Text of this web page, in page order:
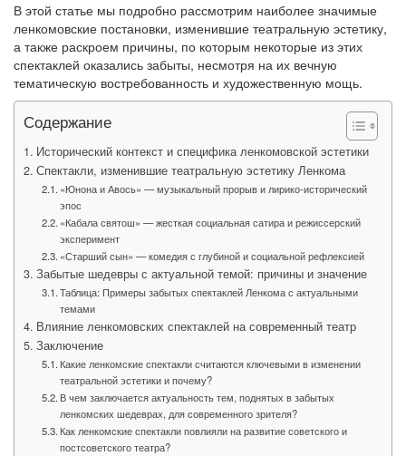
В этой статье мы подробно рассмотрим наиболее значимые
ленкомовские постановки, изменившие театральную эстетику,
а также раскроем причины, по которым некоторые из этих
спектаклей оказались забыты, несмотря на их вечную
тематическую востребованность и художественную мощь.
Содержание
Исторический контекст и специфика ленкомовской эстетики
Спектакли, изменившие театральную эстетику Ленкома
«Юнона и Авось» — музыкальный прорыв и лирико-исторический
эпос
«Кабала святош» — жесткая социальная сатира и режиссерский
эксперимент
«Старший сын» — комедия с глубиной и социальной рефлексией
Забытые шедевры с актуальной темой: причины и значение
Таблица: Примеры забытых спектаклей Ленкома с актуальными
темами
Влияние ленкомовских спектаклей на современный театр
Заключение
Какие ленкомские спектакли считаются ключевыми в изменении
театральной эстетики и почему?
В чем заключается актуальность тем, поднятых в забытых
ленкомских шедеврах, для современного зрителя?
Как ленкомские спектакли повлияли на развитие советского и
постсоветского театра?